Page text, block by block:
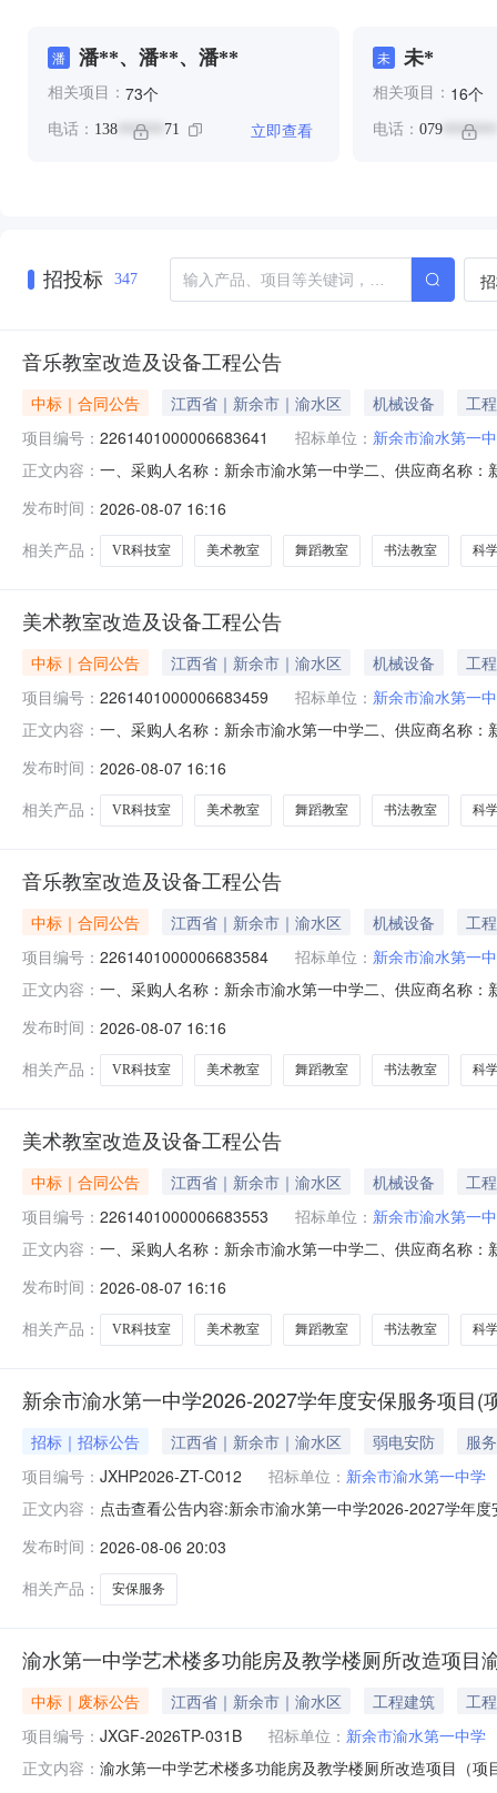
潘 潘**、潘**、潘**
相关项目： 73个
电话： 138 ****** 71 立即查看
未 未*
相关项目： 16个
电话： 079*******
招投标 347
音乐教室改造及设备工程公告
中标｜合同公告 江西省｜新余市｜渝水区 机械设备
工程
项目编号： 2261401000006683641 招标单位： 新余市渝水第一
正文内容： 一、采购人名称：新余市渝水第一中学二、供应商名称
心理咨询室报告厅创客教室VR科技室科学实验室物理化
市渝水第一中
发布时间： 2026-08-07 16:16
相关产品：
VR科技室 美术教室 舞蹈教室 书法教室 科
美术教室改造及设备工程公告
中标｜合同公告 江西省｜新余市｜渝水区 机械设备
工程
项目编号： 2261401000006683459 招标单位： 新余市渝水第一
正文内容： 一、采购人名称：新余市渝水第一中学二、供应商名称
心理咨询室报告厅创客教室VR科技室科学实验室物理化
市渝水第一中
发布时间： 2026-08-07 16:16
相关产品：
VR科技室 美术教室 舞蹈教室 书法教室 科
音乐教室改造及设备工程公告
中标｜合同公告 江西省｜新余市｜渝水区 机械设备
工程
项目编号： 2261401000006683584 招标单位： 新余市渝水第一
正文内容： 一、采购人名称：新余市渝水第一中学二、供应商名称
心理咨询室报告厅创客教室VR科技室科学实验室物理化
市渝水第一中
发布时间： 2026-08-07 16:16
相关产品：
VR科技室 美术教室 舞蹈教室 书法教室 科
美术教室改造及设备工程公告
中标｜合同公告 江西省｜新余市｜渝水区 机械设备
工程
项目编号： 2261401000006683553 招标单位： 新余市渝水第一
正文内容： 一、采购人名称：新余市渝水第一中学二、供应商名称
心理咨询室报告厅创客教室VR科技室科学实验室物理化
市渝水第一中
发布时间： 2026-08-07 16:16
相关产品：
VR科技室 美术教室 舞蹈教室 书法教室 科
新余市渝水第一中学2026-2027学年度安保服务项目
招标｜招标公告 江西省｜新余市｜渝水区 弱电安防
服务
项目编号： JXHP2026-ZT-C012 招标单位： 新余市渝水第一中学
正文内容： 点击查看公告内容:新余市渝水第一中学2026-2027学年
发布时间： 2026-08-06 20:03
相关产品：
安保服务
渝水第一中学艺术楼多功能房及教学楼厕所改造项
中标｜废标公告 江西省｜新余市｜渝水区 工程建筑
工程
项目编号： JXGF-2026TP-031B 招标单位： 新余市渝水第一中学
正文内容： 渝水第一中学艺术楼多功能房及教学楼厕所改造项目（